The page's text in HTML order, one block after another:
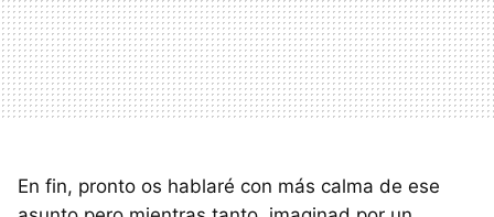
En fin, pronto os hablaré con más calma de ese